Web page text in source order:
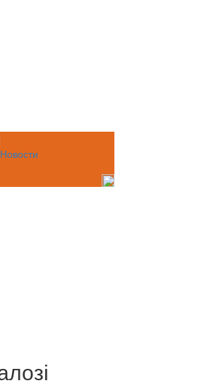
Новости